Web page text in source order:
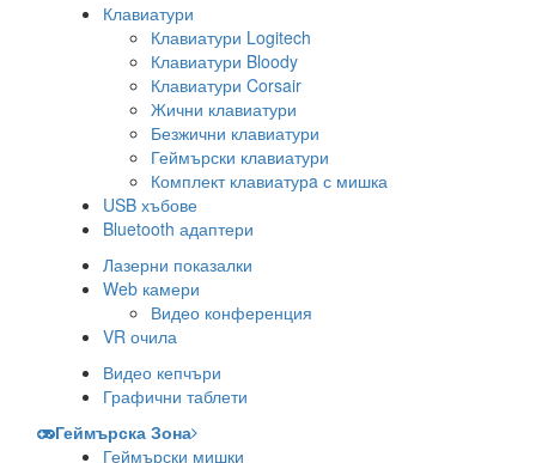
Клавиатури
Клавиатури Logitech
Клавиатури Bloody
Клавиатури Corsair
Жични клавиатури
Безжични клавиатури
Геймърски клавиатури
Комплект клавиатурa с мишка
USB хъбове
Bluetooth адаптери
Лазерни показалки
Web камери
Видео конференция
VR очила
Видео кепчъри
Графични таблети
Геймърска Зона
Геймърски мишки